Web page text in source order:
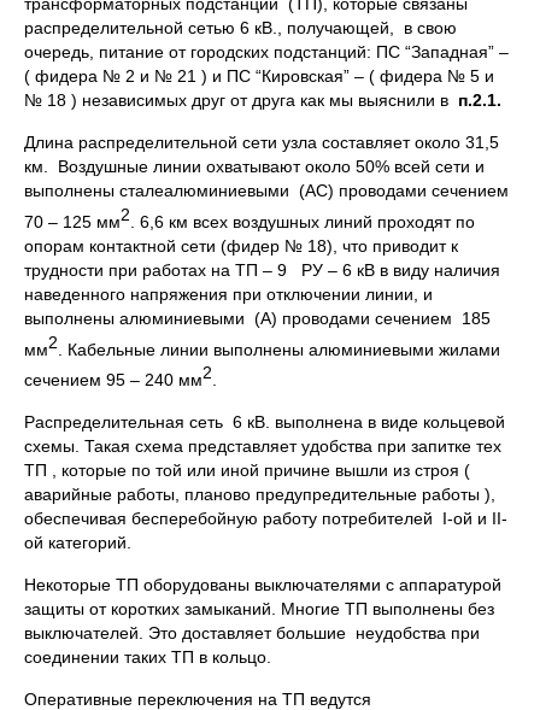
распределительной сетью 6 кВ., получающей, в свою
очередь, питание от городских подстанций: ПС “Западная” –
( фидера № 2 и № 21 ) и ПС “Кировская” – ( фидера № 5 и
№ 18 ) независимых друг от друга как мы выяснили в п.2.1.
Длина распределительной сети узла составляет около 31,5
км. Воздушные линии охватывают около 50% всей сети и
выполнены сталеалюминиевыми (АС) проводами сечением
70 – 125 мм2 . 6,6 км всех воздушных линий проходят по
опорам контактной сети (фидер № 18), что приводит к
трудности при работах на ТП – 9 РУ – 6 кВ в виду наличия
наведенного напряжения при отключении линии, и
выполнены алюминиевыми (А) проводами сечением 185
мм2 . Кабельные линии выполнены алюминиевыми жилами
сечением 95 – 240 мм2
Распределительная сеть 6 кВ. выполнена в виде кольцевой
схемы. Такая схема представляет удобства при запитке тех
ТП , которые по той или иной причине вышли из строя (
аварийные работы, планово предупредительные работы ),
обеспечивая бесперебойную работу потребителей I-ой и II-
ой категорий.
Некоторые ТП оборудованы выключателями с аппаратурой
защиты от коротких замыканий. Многие ТП выполнены без
выключателей. Это доставляет большие неудобства при
соединении таких ТП в кольцо.
Оперативные переключения на ТП ведутся